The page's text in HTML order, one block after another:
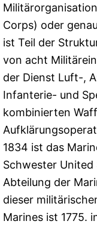
Corps) oder
ist Teil der
von acht
der Dienst Luft-,
Infanterie- und
kombinierten
1834 ist das
Schwester United
Abteilung der
dieser
Marines ist 1775.